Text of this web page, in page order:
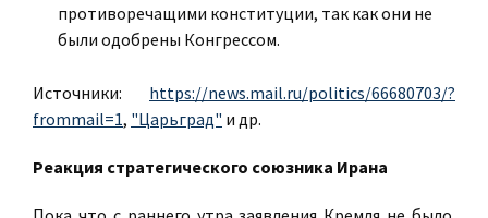
противоречащими конституции, так как они не
были одобрены Конгрессом.
Источники: https://news.mail.ru/politics/66680703/?
frommail=1, "Царьград" и др.
Реакция стратегического союзника Ирана